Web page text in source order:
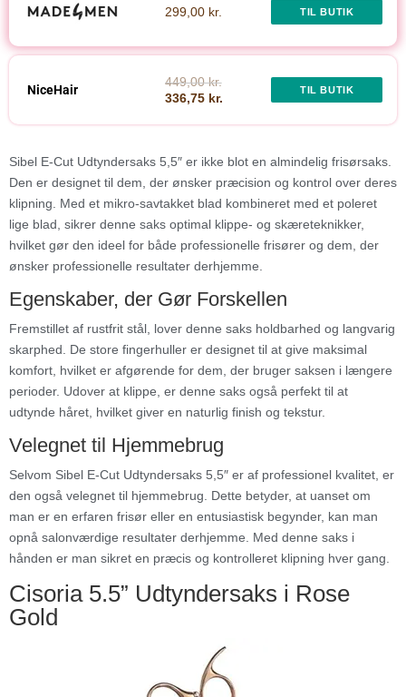
299,00 kr. TIL BUTIK
NiceHair
449,00 kr.
336,75 kr.
TIL BUTIK
Sibel E-Cut Udtyndersaks 5,5″ er ikke blot en almindelig frisørsaks.
Den er designet til dem, der ønsker præcision og kontrol over deres
klipning. Med et mikro-savtakket blad kombineret med et poleret
lige blad, sikrer denne saks optimal klippe- og skæreteknikker,
hvilket gør den ideel for både professionelle frisører og dem, der
ønsker professionelle resultater derhjemme.
Egenskaber, der Gør Forskellen
Fremstillet af rustfrit stål, lover denne saks holdbarhed og langvarig
skarphed. De store fingerhuller er designet til at give maksimal
komfort, hvilket er afgørende for dem, der bruger saksen i længere
perioder. Udover at klippe, er denne saks også perfekt til at
udtynde håret, hvilket giver en naturlig finish og tekstur.
Velegnet til Hjemmebrug
Selvom Sibel E-Cut Udtyndersaks 5,5″ er af professionel kvalitet, er
den også velegnet til hjemmebrug. Dette betyder, at uanset om
man er en erfaren frisør eller en entusiastisk begynder, kan man
opnå salonværdige resultater derhjemme. Med denne saks i
hånden er man sikret en præcis og kontrolleret klipning hver gang.
Cisoria 5.5” Udtyndersaks i Rose
Gold